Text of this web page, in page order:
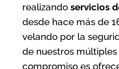
realizando servicios
desde hace más de
velando por la
de nuestros
compromiso es